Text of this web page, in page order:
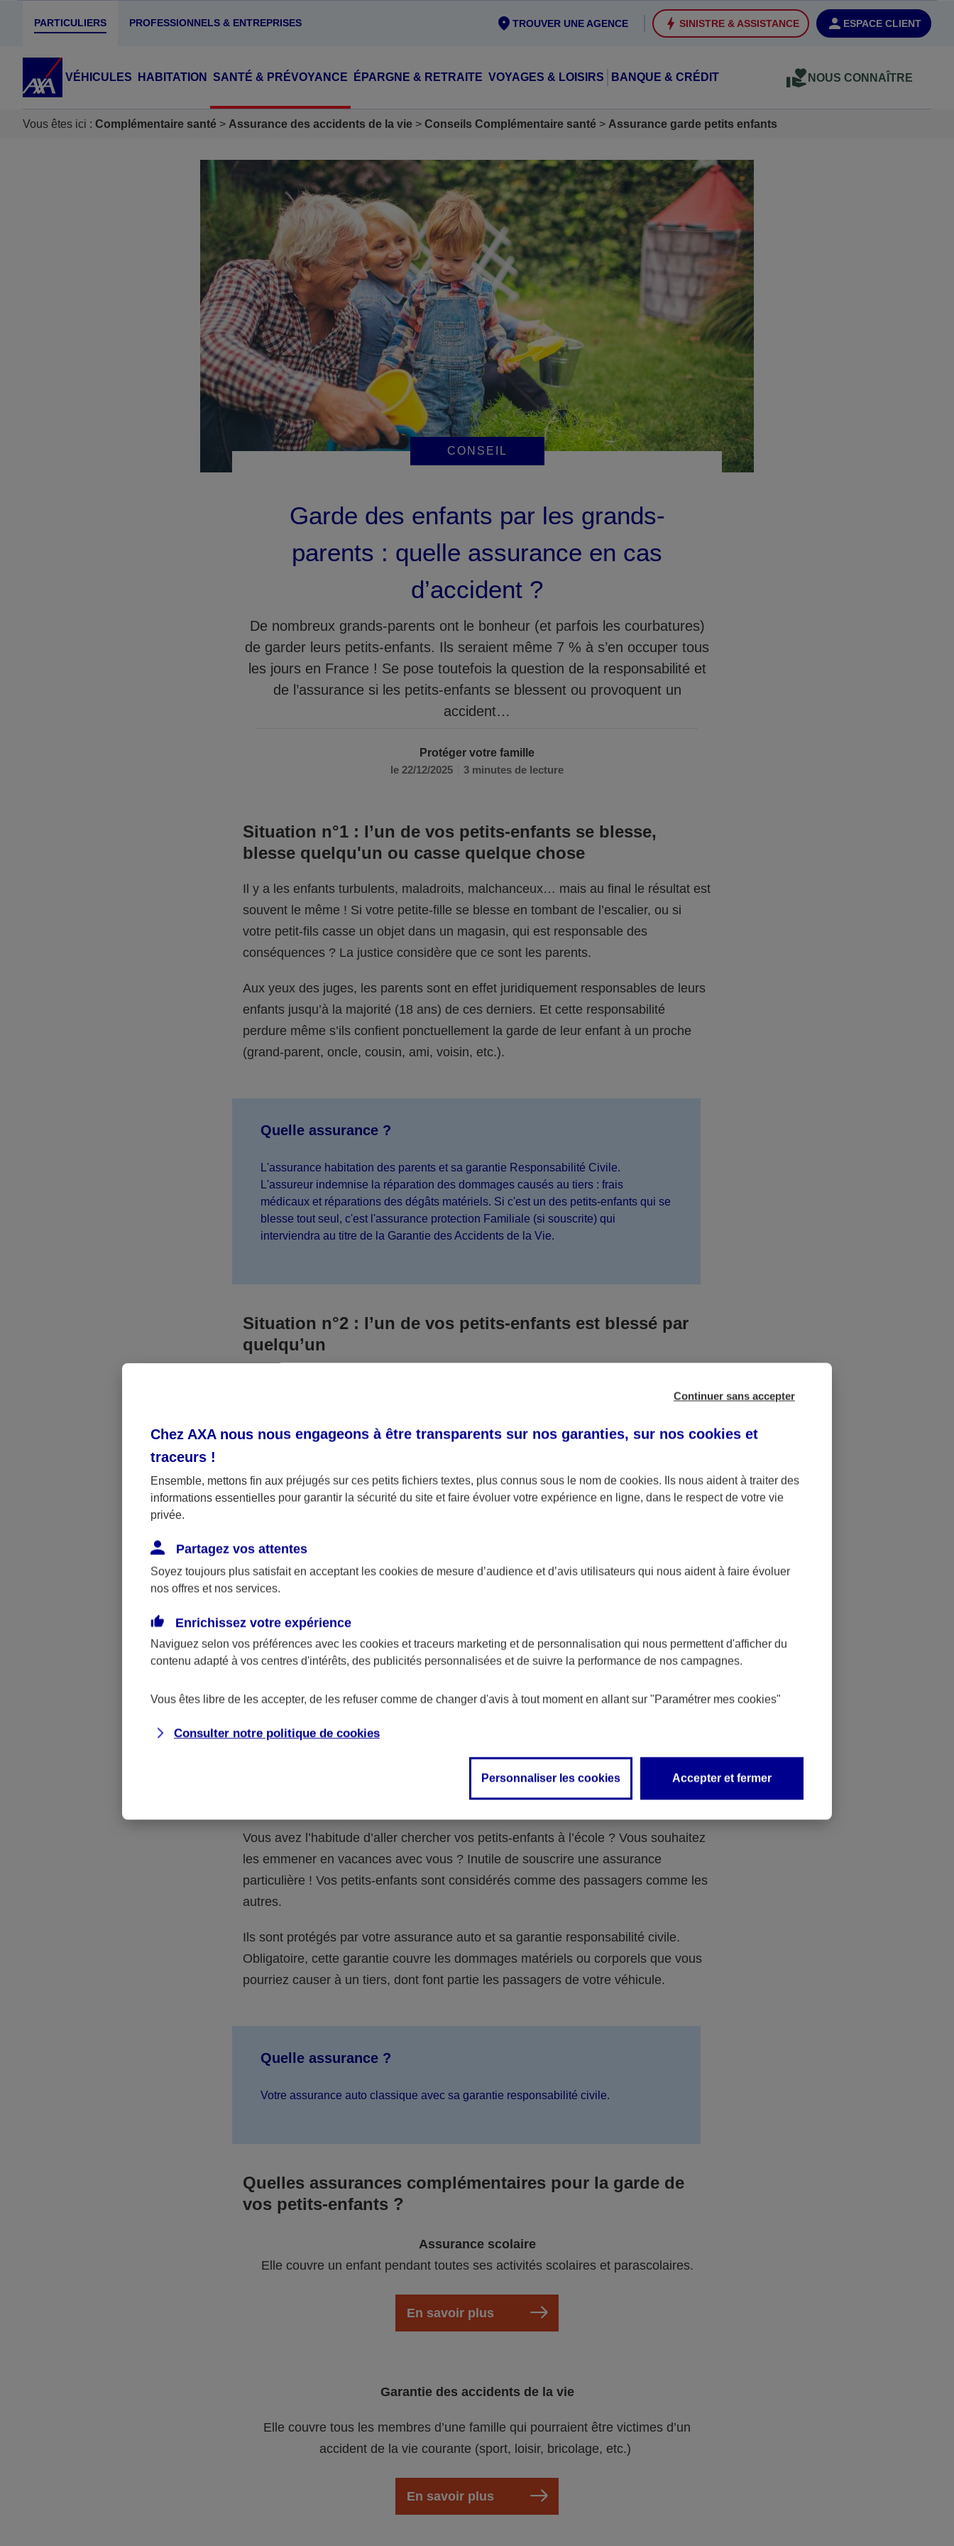
PARTICULIERS PROFESSIONNELS & ENTREPRISES ESPACE CLIENT
SINISTRE & ASSISTANCE
TROUVER UNE AGENCE
VÉHICULES HABITATION SANTÉ & PRÉVOYANCE ÉPARGNE & RETRAITE VOYAGES & LOISIRS BANQUE & CRÉDIT NOUS CONNAÎTRE
Vous êtes ici : Complémentaire santé Assurance des accidents de la vie Conseils Complémentaire santé Assurance garde petits enfants
CONSEIL
Protéger votre famille
le 22/12/2025
3 minutes de lecture
Garde des enfants par les grands-
parents : quelle assurance en cas
d’accident ?
De nombreux grands-parents ont le bonheur (et parfois les courbatures)
de garder leurs petits-enfants. Ils seraient même 7 % à s’en occuper tous
les jours en France ! Se pose toutefois la question de la responsabilité et
de l’assurance si les petits-enfants se blessent ou provoquent un
accident…
Situation n°1 : l’un de vos petits-enfants se blesse,
blesse quelqu'un ou casse quelque chose
Il y a les enfants turbulents, maladroits, malchanceux… mais au final le résultat est
souvent le même ! Si votre petite-fille se blesse en tombant de l’escalier, ou si
votre petit-fils casse un objet dans un magasin, qui est responsable des
conséquences ? La justice considère que ce sont les parents.
Aux yeux des juges, les parents sont en effet juridiquement responsables de leurs
enfants jusqu’à la majorité (18 ans) de ces derniers. Et cette responsabilité
perdure même s’ils confient ponctuellement la garde de leur enfant à un proche
(grand-parent, oncle, cousin, ami, voisin, etc.).
Quelle assurance ?
L'assurance habitation des parents et sa garantie Responsabilité Civile.
L'assureur indemnise la réparation des dommages causés au tiers : frais
médicaux et réparations des dégâts matériels. Si c'est un des petits-enfants qui se
blesse tout seul, c'est l'assurance protection Familiale (si souscrite) qui
interviendra au titre de la Garantie des Accidents de la Vie.
Situation n°2 : l’un de vos petits-enfants est blessé par
quelqu’un
responsable. Aux yeux de la justice, le responsable est la personne ayant entrainé
médicaux et éventuelles indemnisations en guise de dommage.
Néanmoins, si aucun responsable n’a été désigné ou retrouvé pour l’accident dont
a été victime votre petit-fils ou petite-fille, seule une assurance spécifique
fonctionner.
Quelle assurance ?
La responsabilité civile de la personne désignée comme responsable de
accidents de la vie) que vous auriez souscrite pour votre famille.
Situation n°3 : vous avez un accident de voiture avec vos
Vous avez l’habitude d’aller chercher vos petits-enfants à l’école ? Vous souhaitez
les emmener en vacances avec vous ? Inutile de souscrire une assurance
particulière ! Vos petits-enfants sont considérés comme des passagers comme les
autres.
Ils sont protégés par votre assurance auto et sa garantie responsabilité civile.
Obligatoire, cette garantie couvre les dommages matériels ou corporels que vous
pourriez causer à un tiers, dont font partie les passagers de votre véhicule.
Quelle assurance ?
Votre assurance auto classique avec sa garantie responsabilité civile.
Quelles assurances complémentaires pour la garde de
vos petits-enfants ?
Assurance scolaire
Elle couvre un enfant pendant toutes ses activités scolaires et parascolaires.
En savoir plus
Garantie des accidents de la vie
Elle couvre tous les membres d’une famille qui pourraient être victimes d’un
accident de la vie courante (sport, loisir, bricolage, etc.)
En savoir plus
Continuer sans accepter
Chez AXA nous nous engageons à être transparents sur nos garanties, sur nos cookies et
traceurs !
Ensemble, mettons fin aux préjugés sur ces petits fichiers textes, plus connus sous le nom de cookies. Ils nous aident à traiter des
informations essentielles pour garantir la sécurité du site et faire évoluer votre expérience en ligne, dans le respect de votre vie
privée.
Partagez vos attentes
Soyez toujours plus satisfait en acceptant les cookies de mesure d’audience et d’avis utilisateurs qui nous aident à faire évoluer
nos offres et nos services.
Enrichissez votre expérience
Naviguez selon vos préférences avec les cookies et traceurs marketing et de personnalisation qui nous permettent d'afficher du
contenu adapté à vos centres d'intérêts, des publicités personnalisées et de suivre la performance de nos campagnes.
Vous êtes libre de les accepter, de les refuser comme de changer d'avis à tout moment en allant sur "Paramétrer mes cookies"
Consulter notre politique de cookies
Personnaliser les cookies Accepter et fermer